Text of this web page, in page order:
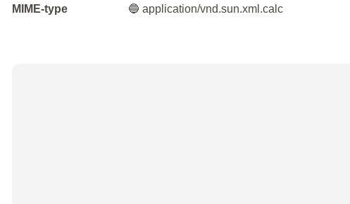
MIME-type 🔵 application/vnd.sun.xml.calc